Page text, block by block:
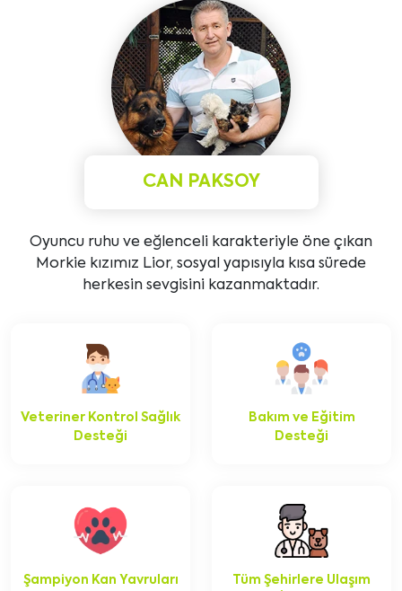
CAN PAKSOY
Oyuncu ruhu ve eğlenceli karakteriyle öne çıkan
Morkie kızımız Lior, sosyal yapısıyla kısa sürede
herkesin sevgisini kazanmaktadır.
Veteriner Kontrol Sağlık
Desteği
Bakım ve Eğitim
Desteği
Şampiyon Kan Yavruları
Tüm Şehirlere Ulaşım